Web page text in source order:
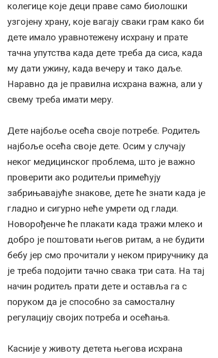
колегице које деци праве само биолошки
узгојену храну, које вагају сваки грам како би
дете имало уравнотежену исхрану и прате
тачна упутства када дете треба да сиса, када
му дати ужину, када вечеру и тако даље.
Наравно да је правилна исхрана важна, али у
свему треба имати меру.
Дете најбоље осећа своје потребе. Родитељ
најбоље осећа своје дете. Осим у случају
неког медицинског проблема, што је важно
проверити ако родитељи примећују
забрињавајуће знакове, дете ће знати када је
гладно и сигурно неће умрети од глади.
Новорођенче ће плакати када тражи млеко и
добро је поштовати његов ритам, а не будити
бебу јер смо прочитали у неком приручнику да
је треба подојити тачно свака три сата. На тај
начин родитељ прати дете и оставља га с
поруком да је способно за самосталну
регулацију својих потреба и осећања.
Касније у животу детета његова исхрана